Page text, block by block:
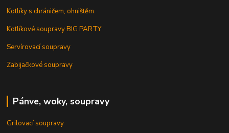
Kotlíky s chráničem, ohništěm
Kotlíkové soupravy BIG PARTY
Servírovací soupravy
Zabijačkové soupravy
Pánve, woky, soupravy
Grilovací soupravy